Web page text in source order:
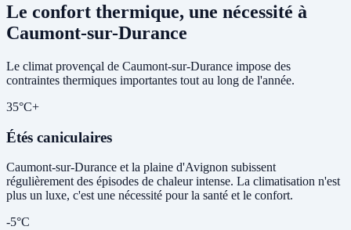
Le confort thermique, une nécessité à
Caumont-sur-Durance
Le climat provençal de Caumont-sur-Durance impose des
contraintes thermiques importantes tout au long de l'année.
35°C+
Étés caniculaires
Caumont-sur-Durance et la plaine d'Avignon subissent
régulièrement des épisodes de chaleur intense. La climatisation n'est
plus un luxe, c'est une nécessité pour la santé et le confort.
-5°C